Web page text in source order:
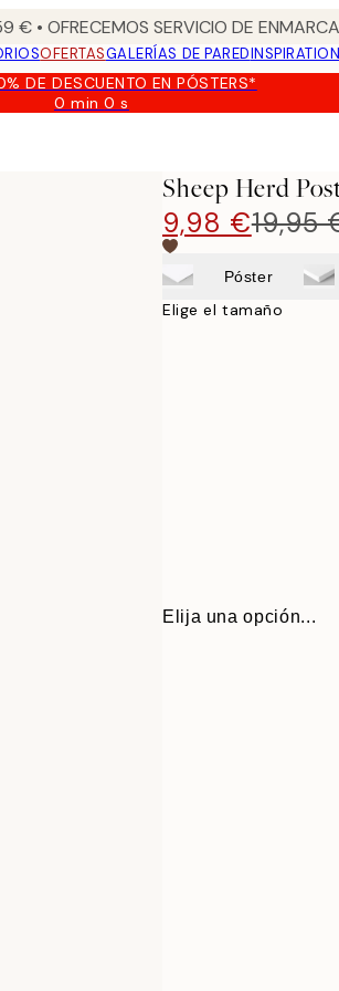
€ • OFRECEMOS SERVICIO DE
OFERTASGALERÍAS DE PARED
DE DESCUENTO EN PÓSTERS*
0 min0 s
Válido
Sheep Herd
9,98 €19,95
Póster
Elige el tamaño
Elija una opción...